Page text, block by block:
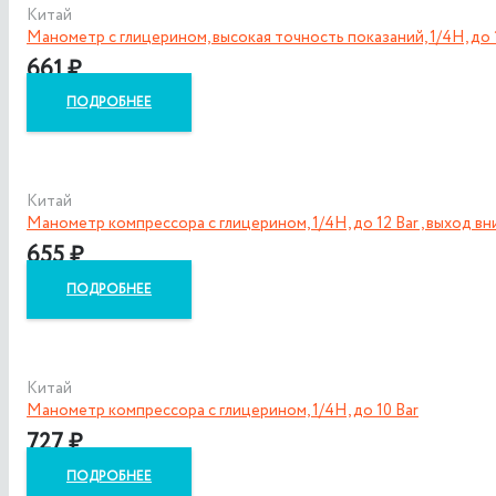
Китай
Манометр с глицерином, высокая точность показаний, 1/4H, до
661₽
ПОДРОБНЕЕ
Китай
Манометр компрессора с глицерином, 1/4H, до 12 Bar , выход
655₽
ПОДРОБНЕЕ
Китай
Манометр компрессора с глицерином, 1/4H, до 10 Bar
727₽
ПОДРОБНЕЕ